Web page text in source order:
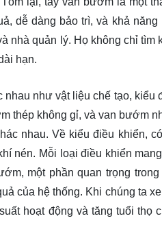
dễ dàng bảo trì, và khả
quản lý. Họ không chỉ tìm
hạn.
như vật liệu chế tạo, kiểu
thép không gỉ, và van bướm
nhau. Về kiểu điều khiển,
nén. Mỗi loại điều khiển
một phần quan trọng
của hệ thống. Khi chúng ta
hoạt động và tăng tuổi thọ